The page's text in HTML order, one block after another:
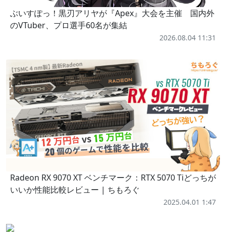
ぶいすぽっ！黒刃アリヤが『Apex』大会を主催 国内外
のVTuber、プロ選手60名が集結
2026.08.04 11:31
Radeon RX 9070 XT ベンチマーク：RTX 5070 Tiどっちが
いいか性能比較レビュー | ちもろぐ
2025.04.01 1:47